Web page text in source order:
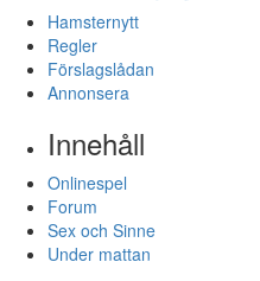
Hamsternytt
Regler
Förslagslådan
Annonsera
Innehåll
Onlinespel
Forum
Sex och Sinne
Under mattan